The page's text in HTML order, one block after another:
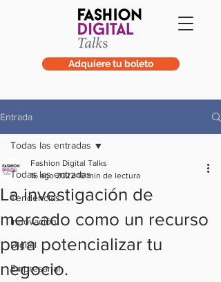
Adquiere tu boleto
Entrada
Todas las entradas
Tendencias
Innovación
Digital
Empresarial
Todas las entradas
La investigación de
mercado como un recurso
para potencializar tu
negocio.
Fashion Digital Talks
16 ago 2022 10 min de lectura